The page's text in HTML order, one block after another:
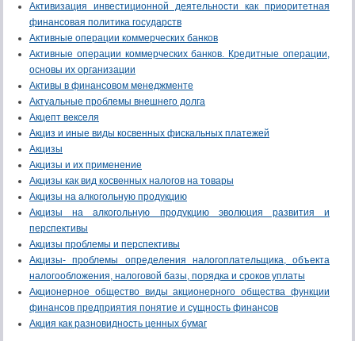
Активизация инвестиционной деятельности как приоритетная
финансовая политика государств
Активные операции коммерческих банков
Активные операции коммерческих банков. Кредитные операции,
основы их организации
Активы в финансовом менеджменте
Актуальные проблемы внешнего долга
Акцепт векселя
Акциз и иные виды косвенных фискальных платежей
Акцизы
Акцизы и их применение
Акцизы как вид косвенных налогов на товары
Акцизы на алкогольную продукцию
Акцизы на алкогольную продукцию эволюция развития и
перспективы
Акцизы проблемы и перспективы
Акцизы- проблемы определения налогоплательщика, объекта
налогообложения, налоговой базы, порядка и сроков уплаты
Акционерное общество виды акционерного общества функции
финансов предприятия понятие и сущность финансов
Акция как разновидность ценных бумаг